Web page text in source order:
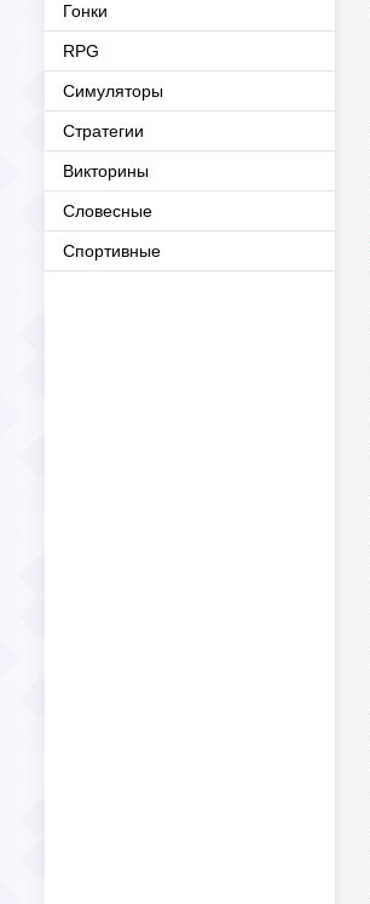
Гонки
RPG
Симуляторы
Стратегии
Викторины
Словесные
Спортивные